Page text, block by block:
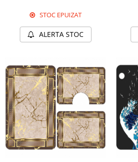
STOC EPUIZAT
ALERTA STOC